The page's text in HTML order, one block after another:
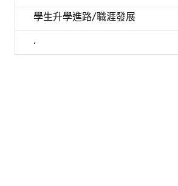
學生升學進路/職涯發展
.